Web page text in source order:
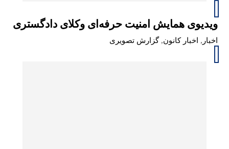
ویدیوی همایش امنیت حرفه‌ای وکلای دادگستری
اخبار , اخبار کانون,گزارش تصویری